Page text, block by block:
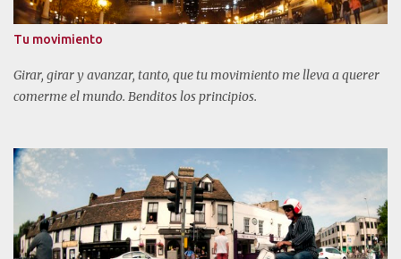
Tu movimiento
Girar, girar y avanzar, tanto, que tu movimiento me lleva a querer
comerme el mundo. Benditos los principios.